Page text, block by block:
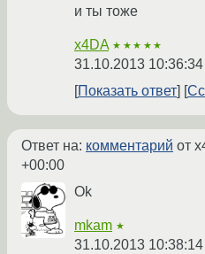
и ты тоже
x4DA ★★★★★
31.10.2013
Показать ответ
Ответ на: комментарий от
+00:00
Ok
mkam ★
31.10.2013